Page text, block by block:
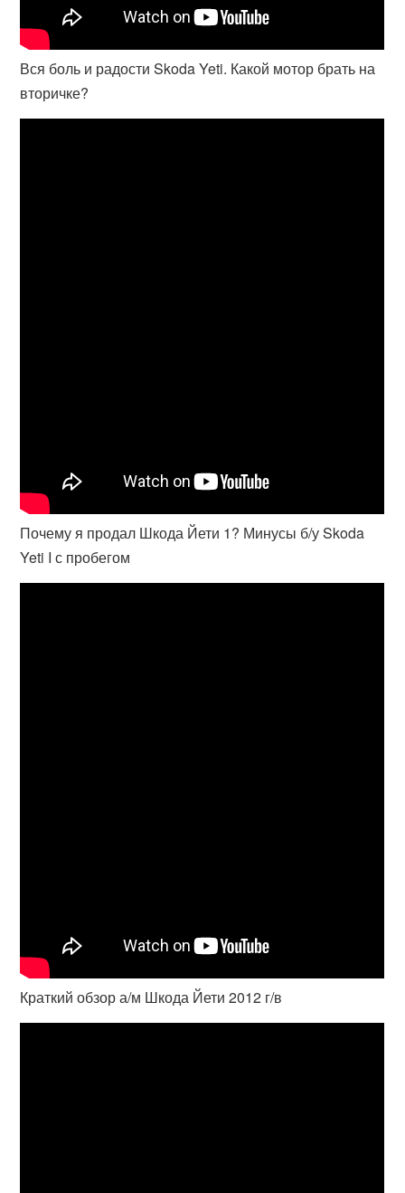
Вся боль и радости Skoda Yeti. Какой мотор брать на
вторичке?
Почему я продал Шкода Йети 1? Минусы б/у Skoda
Yeti I с пробегом
Краткий обзор а/м Шкода Йети 2012 г/в